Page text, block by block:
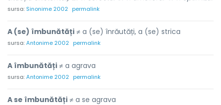
sursa: Sinonime 2002 permalink
A (se) îmbunătăți ≠ a (se) înrăutăți, a (se) strica
sursa:Antonime 2002 permalink
A îmbunătăți ≠ a agrava
sursa:Antonime 2002 permalink
A se îmbunătăți ≠ a se agrava